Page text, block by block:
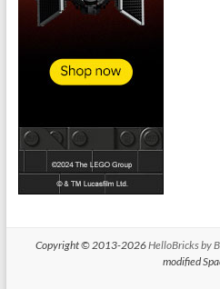
Copyright © 2013-2026HelloBricks by
modified